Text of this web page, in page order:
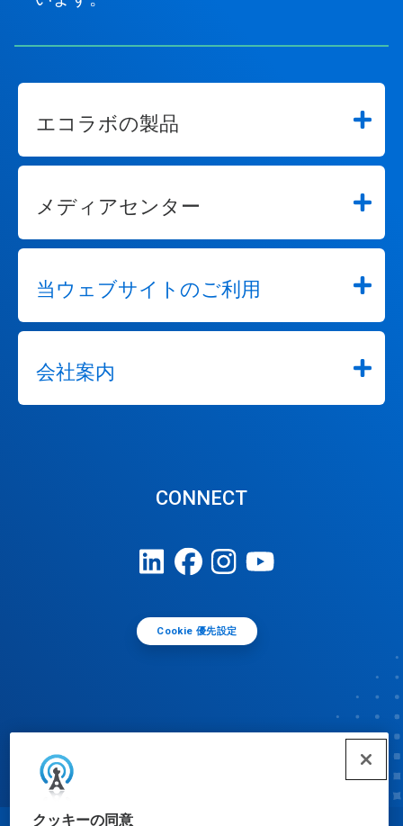
クッキーの同意
エコラボの製品
メディアセンター
当ウェブサイトのご利用
会社案内
CONNECT
Cookie 優先設定